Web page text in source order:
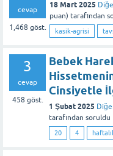
cevap
1,468 göst.
18 Mart 2025
puan) tarafından
kasik-agrisi
3
cevap
458 göst.
Bebek
Cinsiyetle
1 Şubat 2025
tarafından soruldu
20 4